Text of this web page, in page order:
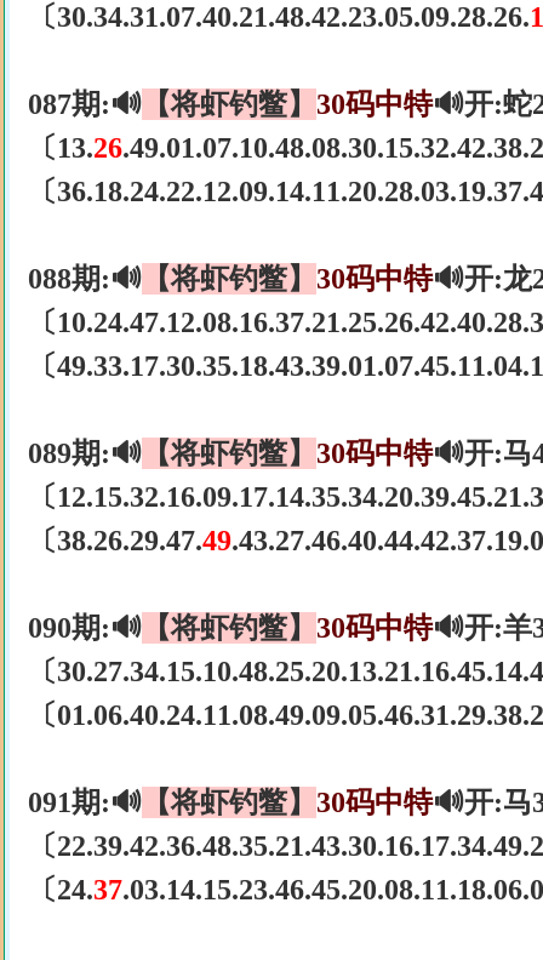
〔30.34.31.07.40.21.48.42.23.05.09.28.26.
087期:🔊 【将虾钓鳖】 30码中特🔊开:蛇
〔13.26
〔
088期:🔊 【将虾钓鳖】 30码中特🔊开:龙
〔
〔
089期:🔊 【将虾钓鳖】 30码中特🔊开:马
〔
〔38.26.29.47.49
090期:🔊 【将虾钓鳖】 30码中特🔊开:羊
〔
〔
091期:🔊 【将虾钓鳖】 30码中特🔊开:马
〔
〔24.37